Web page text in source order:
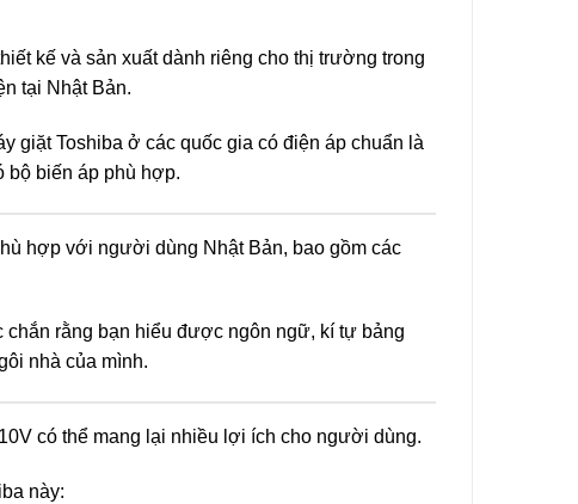
kế và sản xuất dành riêng cho thị trường trong
tại Nhật Bản.
giặt Toshiba ở các quốc gia có điện áp chuẩn là
bộ biến áp phù hợp.
hợp với người dùng Nhật Bản, bao gồm các
chắn rằng bạn hiểu được ngôn ngữ, kí tự bảng
nhà của mình.
có thể mang lại nhiều lợi ích cho người dùng.
này: